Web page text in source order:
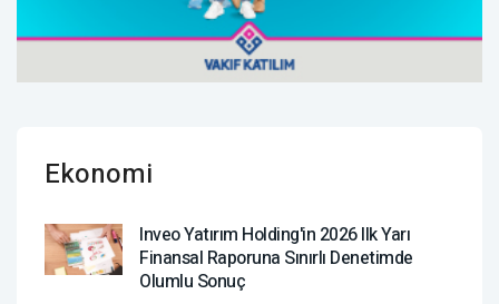
Ekonomi
Inveo Yatırım Holding'in 2026 Ilk Yarı
Finansal Raporuna Sınırlı Denetimde
Olumlu Sonuç